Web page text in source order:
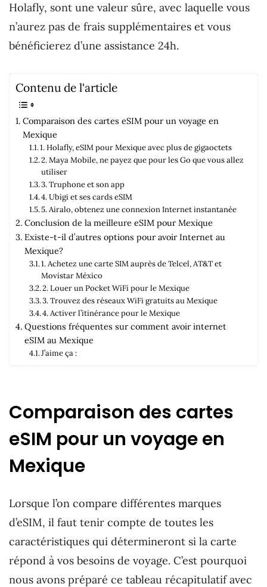
Holafly, sont une valeur sûre, avec laquelle vous
n’aurez pas de frais supplémentaires et vous
bénéficierez d’une assistance 24h.
Contenu de l'article
Comparaison des cartes eSIM pour un voyage en
Mexique
1. Holafly, eSIM pour Mexique avec plus de gigaoctets
2. Maya Mobile, ne payez que pour les Go que vous allez
utiliser
3. Truphone et son app
4. Ubigi et ses cards eSIM
5. Airalo, obtenez une connexion Internet instantanée
Conclusion de la meilleure eSIM pour Mexique
Existe-t-il d’autres options pour avoir Internet au
Mexique?
1. Achetez une carte SIM auprès de Telcel, AT&T et
Movistar México
2. Louer un Pocket WiFi pour le Mexique
3. Trouvez des réseaux WiFi gratuits au Mexique
4. Activer l’itinérance pour le Mexique
Questions fréquentes sur comment avoir internet
eSIM au Mexique
J’aime ça :
Comparaison des cartes
eSIM pour un voyage en
Mexique
Lorsque l’on compare différentes marques
d’eSIM, il faut tenir compte de toutes les
caractéristiques qui détermineront si la carte
répond à vos besoins de voyage. C’est pourquoi
nous avons préparé ce tableau récapitulatif avec